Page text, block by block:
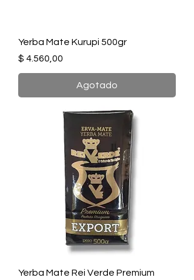
Yerba Mate Kurupi 500gr
Precio
$ 4.560,00
Agotado
Yerba Mate Rei Verde Premium